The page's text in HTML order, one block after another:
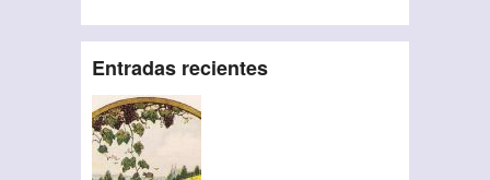
Entradas recientes